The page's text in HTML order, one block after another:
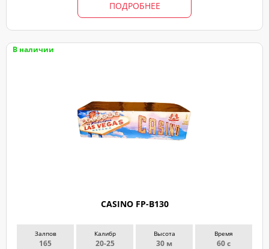
ПОДРОБНЕЕ
В наличии
CASINO FP-B130
Залпов
165
Калибр
20-25
Высота
30 м
Время
60 с